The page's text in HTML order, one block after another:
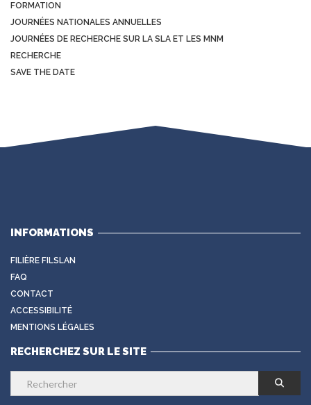
FORMATION
JOURNÉES NATIONALES ANNUELLES
JOURNÉES DE RECHERCHE SUR LA SLA ET LES MNM
RECHERCHE
SAVE THE DATE
INFORMATIONS
FILIÈRE FILSLAN
FAQ
CONTACT
ACCESSIBILITÉ
MENTIONS LÉGALES
RECHERCHEZ SUR LE SITE